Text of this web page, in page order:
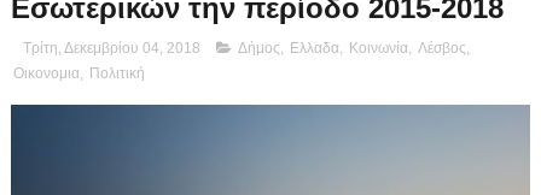
Εσωτερικών την περίοδο 2015-2018
Τρίτη, Δεκεμβρίου 04, 2018 Δήμος Ελλαδα, Κοινωνία, Λέσβος
Οικονομια, Πολιτική